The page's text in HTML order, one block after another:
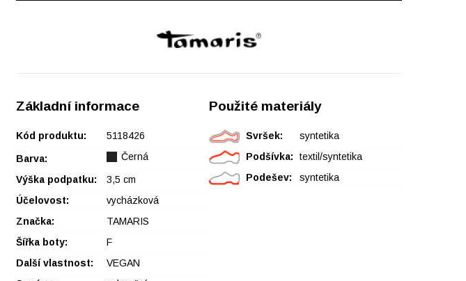
Základní informace
Kód produktu: 5118426
Barva: Černá
Výška podpatku:
3,5 cm
Účelovost:
vycházková
Značka:
TAMARIS
Šířka boty:
F
Další vlastnost:
VEGAN
Použité materiály
Svršek:
syntetika
Podšívka:
textil/syntetika
Podešev:
syntetika